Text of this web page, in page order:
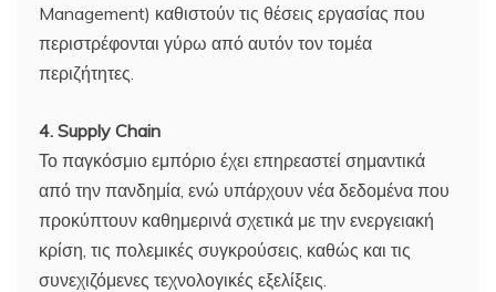
Management) καθιστούν τις θέσεις εργασίας που
περιστρέφονται γύρω από αυτόν τον τομέα
περιζήτητες.
4. Supply Chain
Το παγκόσμιο εμπόριο έχει επηρεαστεί σημαντικά
από την πανδημία, ενώ υπάρχουν νέα δεδομένα που
προκύπτουν καθημερινά σχετικά με την ενεργειακή
κρίση, τις πολεμικές συγκρούσεις, καθώς και τις
συνεχιζόμενες τεχνολογικές εξελίξεις.